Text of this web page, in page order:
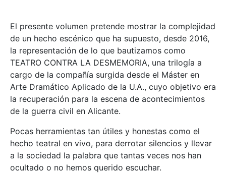
El presente volumen pretende mostrar la complejidad
de un hecho escénico que ha supuesto, desde 2016,
la representación de lo que bautizamos como
TEATRO CONTRA LA DESMEMORIA, una trilogía a
cargo de la compañía surgida desde el Máster en
Arte Dramático Aplicado de la U.A., cuyo objetivo era
la recuperación para la escena de acontecimientos
de la guerra civil en Alicante.
Pocas herramientas tan útiles y honestas como el
hecho teatral en vivo, para derrotar silencios y llevar
a la sociedad la palabra que tantas veces nos han
ocultado o no hemos querido escuchar.